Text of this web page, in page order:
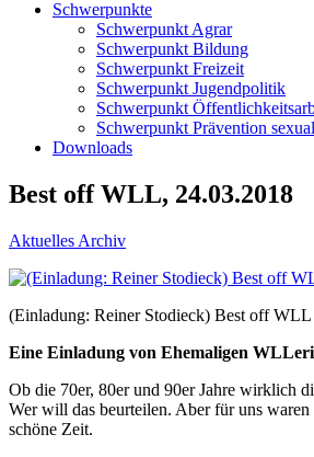
Schwerpunkte
Schwerpunkt Agrar
Schwerpunkt Bildung
Schwerpunkt Freizeit
Schwerpunkt Jugendpolitik
Schwerpunkt
Schwerpunkt Prävention
Downloads
Best off WLL, 24.03.2018
Aktuelles Archiv
(Einladung: Reiner Stodieck) Best off WLL
Eine Einladung von Ehemaligen
Ob die 70er, 80er und 90er Jahre wirklich
Wer will das beurteilen. Aber für uns waren
schöne Zeit.